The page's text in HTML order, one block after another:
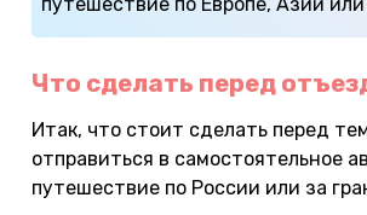
Что сделать перед
Итак, что стоит сделать перед
отправиться в самостоятельное
путешествие по России или за